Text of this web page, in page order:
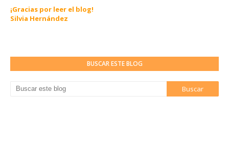
¡Gracias por leer el blog!
Silvia Hernández
BUSCAR ESTE BLOG